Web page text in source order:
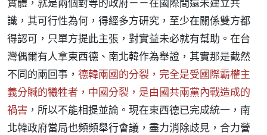
識，其可行性為何，得經多方研究，至少在關係雙方都
得認可，只單方提此主張，對實益未必就有幫助。在台
灣偶爾有人拿東西德、南北韓作為舉證，其實那是截然
不同的兩回事， 德韓兩國的分裂，完全是受國際霸權主
義分贓的犧牲者，中國分裂，是由國共兩黨內戰造成的
禍害 ，所以不能相提並論。現在東西德已完成統一，南
北韓政府當局也頻頻舉行會議，盡力消除歧見，合力營